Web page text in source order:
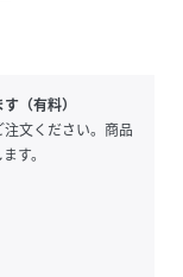
り、立体感のあ
ルムながら、ボ
象で着用いただ
せたやわらかな
み、さりげない
（有料）
文ください。商品
す。